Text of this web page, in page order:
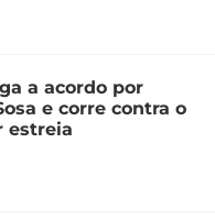
a acordo por
e corre contra o
estreia